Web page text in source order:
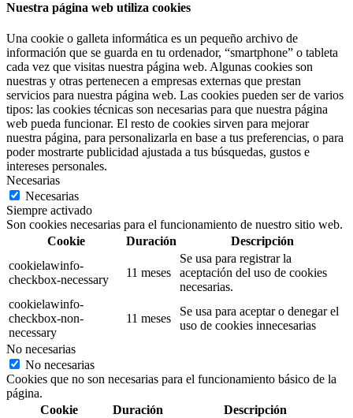
Nuestra página web utiliza cookies
Una cookie o galleta informática es un pequeño archivo de
información que se guarda en tu ordenador, “smartphone” o tableta
cada vez que visitas nuestra página web. Algunas cookies son
nuestras y otras pertenecen a empresas externas que prestan
servicios para nuestra página web. Las cookies pueden ser de varios
tipos: las cookies técnicas son necesarias para que nuestra página
web pueda funcionar. El resto de cookies sirven para mejorar
nuestra página, para personalizarla en base a tus preferencias, o para
poder mostrarte publicidad ajustada a tus búsquedas, gustos e
intereses personales.
Necesarias
Necesarias
Siempre activado
Son cookies necesarias para el funcionamiento de nuestro sitio web.
Cookie
Duración
Descripción
cookielawinfo-
checkbox-necessary
11 meses
Se usa para registrar la
aceptación del uso de cookies
necesarias.
cookielawinfo-
checkbox-non-
necessary
11 meses
Se usa para aceptar o denegar el
uso de cookies innecesarias
No necesarias
No necesarias
Cookies que no son necesarias para el funcionamiento básico de la
página.
Cookie
Duración Descripción